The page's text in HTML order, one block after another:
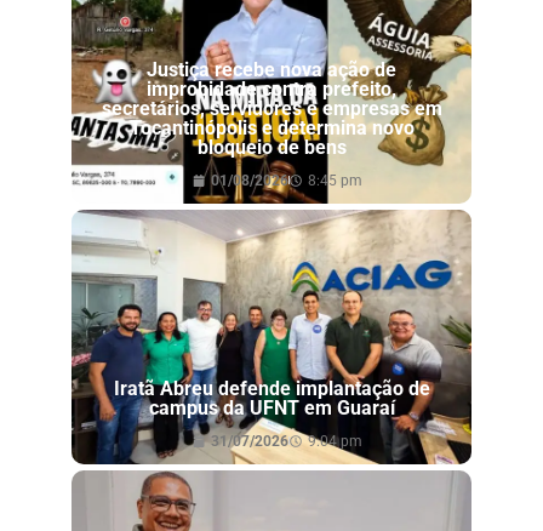
Justiça recebe nova ação de
improbidade contra prefeito,
secretários, servidores e empresas em
Tocantinópolis e determina novo
bloqueio de bens
01/08/2026 8:45 pm
Iratã Abreu defende implantação de
campus da UFNT em Guaraí
31/07/2026 9:04 pm